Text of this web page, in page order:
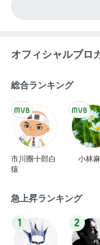
オフィシャルブロ
総合ランキング
市川團十郎白
猿
小林
急上昇ランキング
1 2